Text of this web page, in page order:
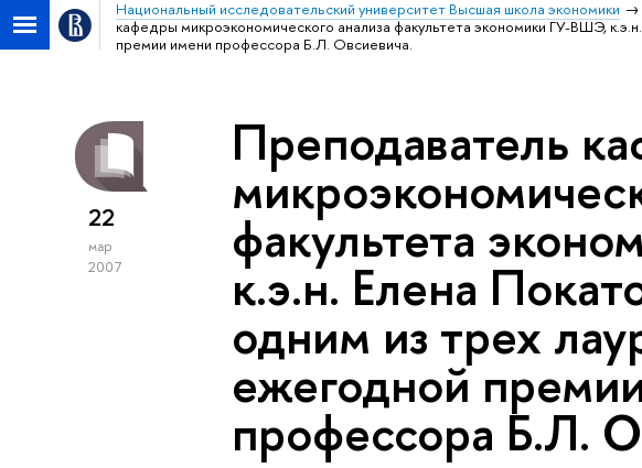
Национальный исследовательский университет Высшая школа экономики
кафедры микроэкономического анализа факультета экономики ГУ-ВШЭ,
премии имени профессора Б.Л. Овсиевича.
22
мар
2007
Преподаватель
факультета
к.э.н. Елена
одним из трех
ежегодной
профессора Б.Л.